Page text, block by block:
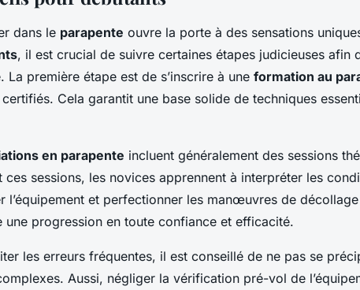
dans le parapente ouvre la porte à des sensations
, il est crucial de suivre certaines étapes judicieuses afin
La première étape est de s’inscrire à une formation au
Cela garantit une base solide de techniques
en parapente incluent généralement des sessions
ces sessions, les novices apprennent à interpréter les
l’équipement et perfectionner les manœuvres de décollage
une progression en toute confiance et efficacité.
les erreurs fréquentes, il est conseillé de ne pas se
Aussi, négliger la vérification pré-vol de